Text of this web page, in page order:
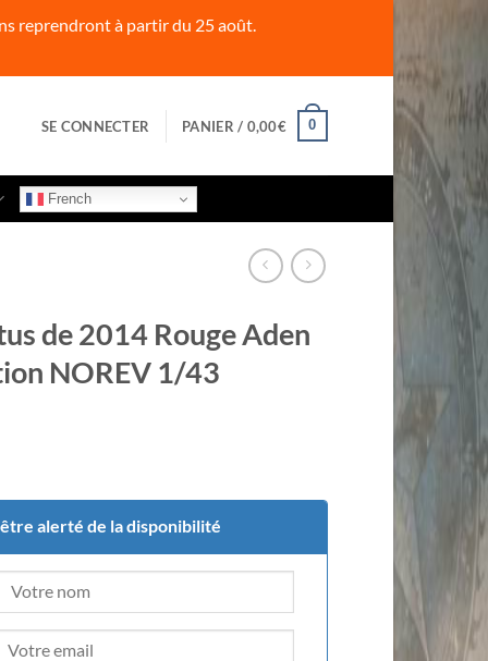
reprendront à partir du 25 août.
SE CONNECTER PANIER / 0,00€ 0
French
de 2014 Rouge Aden
NOREV 1/43
alerté de la disponibilité